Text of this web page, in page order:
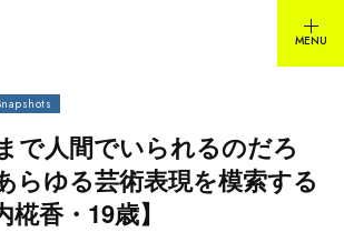
で人間でいられるのだろ
らゆる芸術表現を模索する
香・19歳】